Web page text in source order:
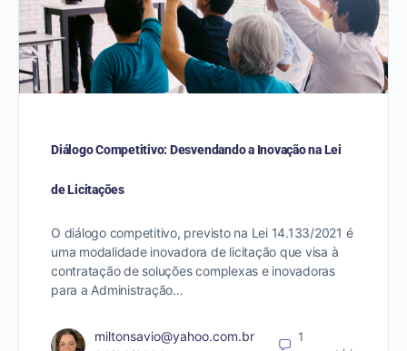
Diálogo Competitivo: Desvendando a Inovação na Lei
de Licitações
O diálogo competitivo, previsto na Lei 14.133/2021 é
uma modalidade inovadora de licitação que visa à
contratação de soluções complexas e inovadoras
para a Administração…
miltonsavio@yahoo.com.br
1